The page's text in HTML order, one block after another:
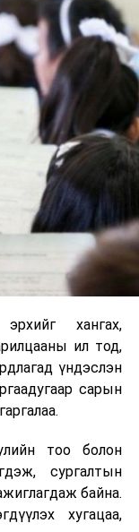
хангах,
ил тод,
үндэслэн
сарын
тоо болон
сургалтын
байна.
хугацаа,